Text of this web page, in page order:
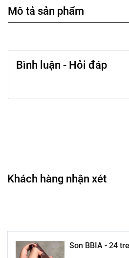
Mô tả sản phẩm
Bình luận - Hỏi đáp
Khách hàng nhận xét
Son BBIA - 24